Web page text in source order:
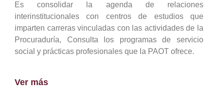
Es consolidar la agenda de relaciones
interinstitucionales con centros de estudios que
imparten carreras vinculadas con las actividades de la
Procuraduría, Consulta los programas de servicio
social y prácticas profesionales que la PAOT ofrece.
Ver más